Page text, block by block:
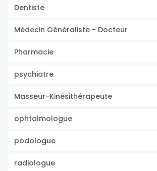
Dentiste
Médecin Généraliste - Docteur
Pharmacie
psychiatre
Masseur-Kinésithérapeute
ophtalmologue
podologue
radiologue